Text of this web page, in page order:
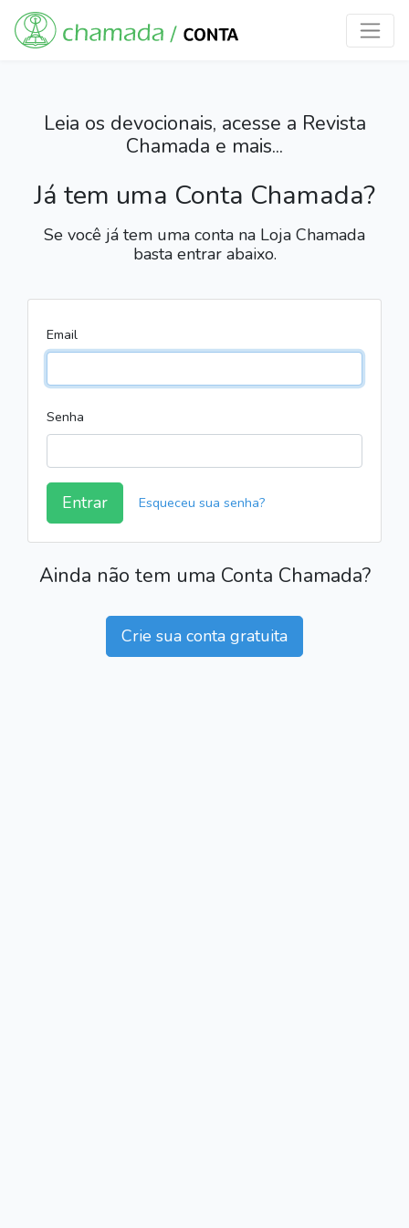
Leia os devocionais, acesse a Revista
Chamada e mais...
Já tem uma Conta Chamada?
Se você já tem uma conta na Loja Chamada
basta entrar abaixo.
Email
Senha
Entrar Esqueceu sua senha?
Ainda não tem uma Conta Chamada?
Crie sua conta gratuita